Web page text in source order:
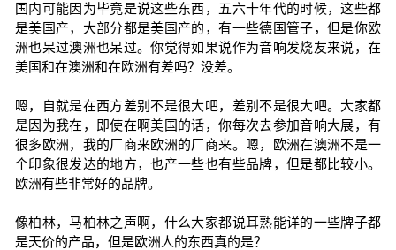
国内可能因为毕竟是说这些东西，五六十年代的时候，这些都
是美国产，大部分都是美国产的，有一些德国管子，但是你欧
洲也呆过澳洲也呆过。你觉得如果说作为音响发烧友来说，在
美国和在澳洲和在欧洲有差吗？没差。
嗯，自就是在西方差别不是很大吧，差别不是很大吧。大家都
是因为我在，即使在啊美国的话，你每次去参加音响大展，有
很多欧洲，我的厂商来欧洲的厂商来。嗯，欧洲在澳洲不是一
个印象很发达的地方，也产一些也有些品牌，但是都比较小。
欧洲有些非常好的品牌。
像柏林，马柏林之声啊，什么大家都说耳熟能详的一些牌子都
是天价的产品，但是欧洲人的东西真的是？